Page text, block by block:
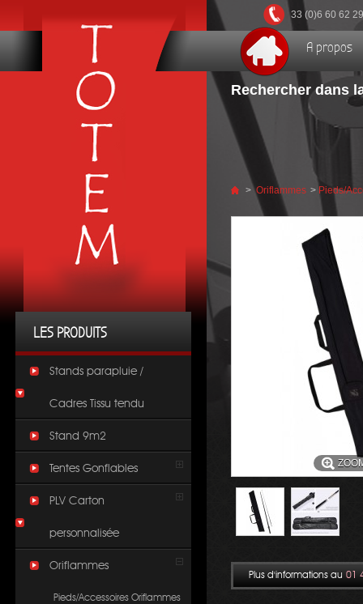
33 (0)6 60 62
A propos
Rechercher dans
LES PRODUITS
Stands parapluie /
Cadres Tissu tendu
Stand 9m2
Tentes Gonflables
PLV Carton
personnalisée
Oriflammes
Pieds/Accessoires Oriflammes
> Oriflammes > Pieds/
Plus d'informations au 01